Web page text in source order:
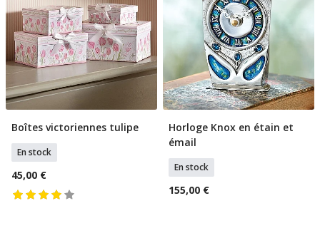
Ajouter Au Panier
Boîtes victoriennes tulipe
En stock
45,00 €
Ajouter Au Panier
Horloge Knox en étain et
émail
En stock
155,00 €